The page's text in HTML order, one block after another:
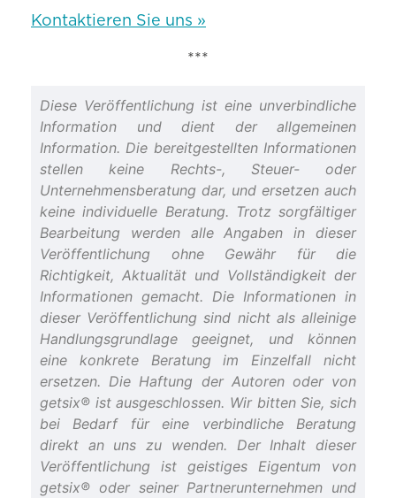
Kontaktieren Sie uns »
***
Diese Veröffentlichung ist eine unverbindliche
Information und dient der allgemeinen
Information. Die bereitgestellten Informationen
stellen keine Rechts-, Steuer- oder
Unternehmensberatung dar, und ersetzen auch
keine individuelle Beratung. Trotz sorgfältiger
Bearbeitung werden alle Angaben in dieser
Veröffentlichung ohne Gewähr für die
Richtigkeit, Aktualität und Vollständigkeit der
Informationen gemacht. Die Informationen in
dieser Veröffentlichung sind nicht als alleinige
Handlungsgrundlage geeignet, und können
eine konkrete Beratung im Einzelfall nicht
ersetzen. Die Haftung der Autoren oder von
getsix® ist ausgeschlossen. Wir bitten Sie, sich
bei Bedarf für eine verbindliche Beratung
direkt an uns zu wenden. Der Inhalt dieser
Veröffentlichung ist geistiges Eigentum von
getsix® oder seiner Partnerunternehmen und